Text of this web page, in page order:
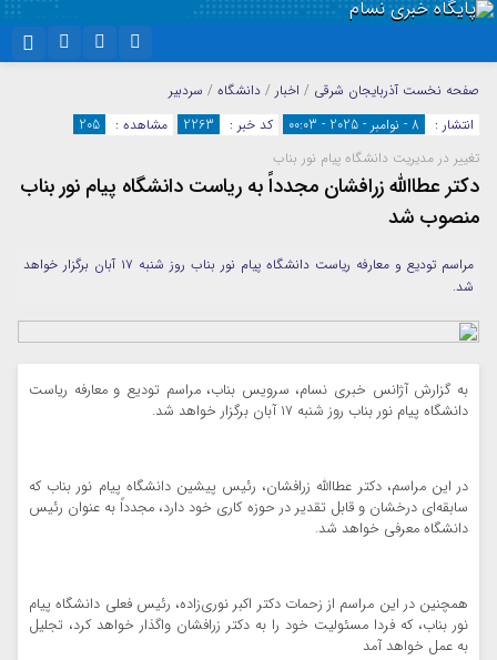
اینستاگرام
تلگرام
سروش
ایتا
آپارات
واتساپ
نام کاربری یا نشانی ایمیل
رمز عبور
مرا به خاطر بسپار
صفحه نخست آذربایجان شرقی / اخبار / دانشگاه / سردبیر
انتشار :
8 - نوامبر - 2025 - 00:03 کد خبر : 2263 مشاهده :
205
تغییر در مدیریت دانشگاه پیام نور بناب
دکتر عطاالله زرافشان مجدداً به ریاست دانشگاه پیام نور بناب
منصوب شد
مراسم تودیع و معارفه ریاست دانشگاه پیام نور بناب روز شنبه ۱۷ آبان برگزار خواهد
شد.
به گزارش آژانس خبری نسام، سرویس بناب، مراسم تودیع و معارفه ریاست
دانشگاه پیام نور بناب روز شنبه ۱۷ آبان برگزار خواهد شد.
در این مراسم، دکتر عطاالله زرافشان، رئیس پیشین دانشگاه پیام نور بناب که
سابقه‌ای درخشان و قابل تقدیر در حوزه کاری خود دارد، مجدداً به عنوان رئیس
دانشگاه معرفی خواهد شد.
همچنین در این مراسم از زحمات دکتر اکبر نوری‌زاده، رئیس فعلی دانشگاه پیام
نور بناب، که فردا مسئولیت خود را به دکتر زرافشان واگذار خواهد کرد، تجلیل
به عمل خواهد آمد